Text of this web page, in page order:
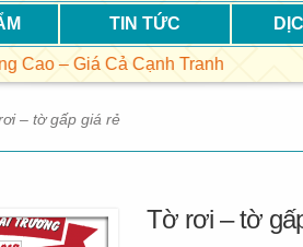
TIN TỨC
Giá Cả Cạnh Tranh
– tờ gấp giá rẻ
Tờ rơi – tờ